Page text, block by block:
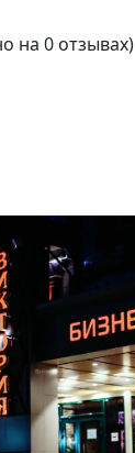
на 0 отзывах)